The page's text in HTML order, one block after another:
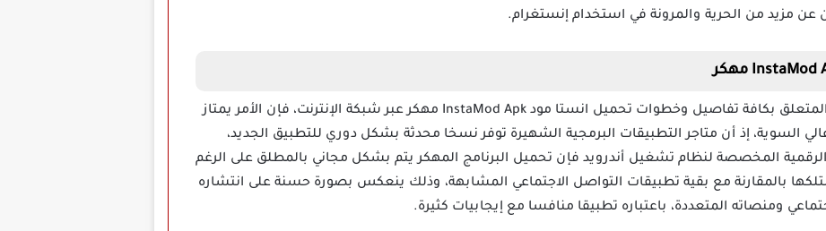
مزيد من الحرية والمرونة في استخدام إنستغرام.
أما بالنسبة إلى الجانب العملي المتعلق بكافة تفاصيل وخطوات تحميل انستا مود InstaMod Apk مهكر عبر شبكة الإنترنت، فإن الأمر يمتاز
السوية، إذ أن متاجر التطبيقات البرمجية الشهيرة توفر نسخا محدثة بشكل دوري للتطبيق الجديد،
الرقمية المخصصة لنظام تشغيل أندرويد فإن تحميل البرنامج المهكر يتم بشكل مجاني بالمطلق على الرغم
بالمقارنة مع بقية تطبيقات التواصل الاجتماعي المشابهة، وذلك ينعكس بصورة حسنة على انتشاره
ومنصاته المتعددة، باعتباره تطبيقا منافسا مع إيجابيات كثيرة.